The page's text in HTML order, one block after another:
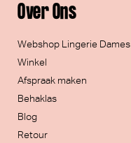
Over Ons
Webshop Lingerie Dames
Winkel
Afspraak maken
Behaklas
Blog
Retour